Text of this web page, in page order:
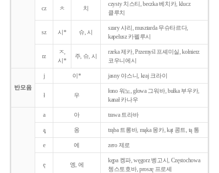
cz ㅊ 치
czysty 치스티, beczka 베치카, klucz
클루치
sz 시* 슈, 시
szary 샤리, musztarda 무슈타르다,
kapelusz 카펠루시
rz
ㅈ,
시*
주, 슈, 시
rzeka 제카, Przemyśl 프셰미실, kołnierz
코우니에시
반모음
j 이* jasny 야스니, kraj 크라이
ł 우
łono 워노, głowa 그워바, bułka 부우카,
kanał 카나우
a 아 trawa 트라바
ą̨ 옹 trąba 트롱바, mąka 몽카, kąt 콩트, tą 통
e 에 zero 제로
ę 엥, 에
kępa 켕파, węgorz 벵고시, Częstochowa
쳉스토호바, proszę 프로셰